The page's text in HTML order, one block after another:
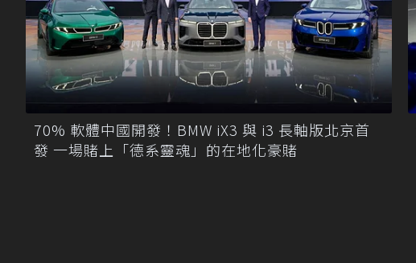
70% 軟體中國開發！BMW iX3 與 i3 長軸版北京首
發 一場賭上「德系靈魂」的在地化豪賭